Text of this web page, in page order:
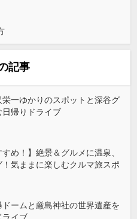
記事
栄一ゆかりのスポットと深谷グ
日帰りドライブ
すめ！】絶景＆グルメに温泉、
！気ままに楽しむクルマ旅スポ
ドームと厳島神社の世界遺産を